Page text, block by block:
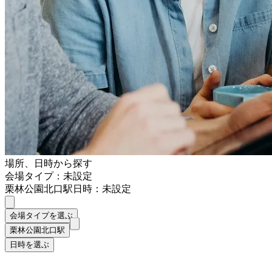
場所、日時から探す
会場タイプ：未設定
栗林公園北口駅日時：未設定
会場タイプを選ぶ
栗林公園北口駅
日時を選ぶ